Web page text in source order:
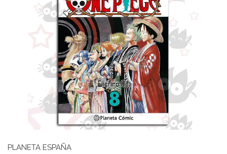
PLANETA ESPAÑA